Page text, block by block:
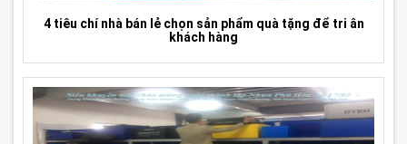
4 tiêu chí nhà bán lẻ chọn sản phẩm quà tặng để tri ân
khách hàng